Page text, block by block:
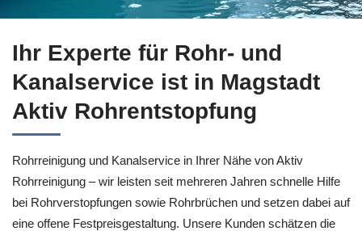
Ihr Experte für Rohr- und
Kanalservice ist in Magstadt
Aktiv Rohrentstopfung
Rohrreinigung und Kanalservice in Ihrer Nähe von Aktiv
Rohrreinigung – wir leisten seit mehreren Jahren schnelle Hilfe
bei Rohrverstopfungen sowie Rohrbrüchen und setzen dabei auf
eine offene Festpreisgestaltung. Unsere Kunden schätzen die